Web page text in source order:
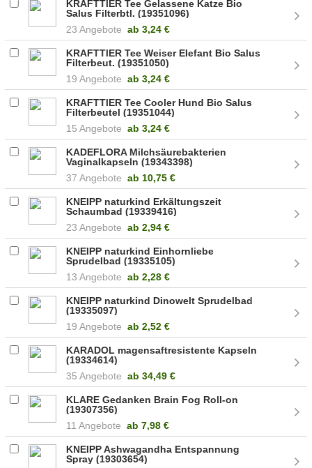
KRAFTTIER Tee Gelassene Katze Bio
Salus Filterbtl. (19351096)
23 Angebote ab 3,24 €
KRAFTTIER Tee Weiser Elefant Bio Salus
Filterbeut. (19351050)
19 Angebote ab 3,24 €
KRAFTTIER Tee Cooler Hund Bio Salus
Filterbeutel (19351044)
15 Angebote ab 3,24 €
KADEFLORA Milchsäurebakterien
Vaginalkapseln (19343398)
37 Angebote ab 10,75 €
KNEIPP naturkind Erkältungszeit
Schaumbad (19339416)
23 Angebote ab 2,94 €
KNEIPP naturkind Einhornliebe
Sprudelbad (19335105)
13 Angebote ab 2,28 €
KNEIPP naturkind Dinowelt Sprudelbad
(19335097)
19 Angebote ab 2,52 €
KARADOL magensaftresistente Kapseln
(19334614)
35 Angebote ab 34,49 €
KLARE Gedanken Brain Fog Roll-on
(19307356)
11 Angebote ab 7,98 €
KNEIPP Ashwagandha Entspannung
Spray (19303654)